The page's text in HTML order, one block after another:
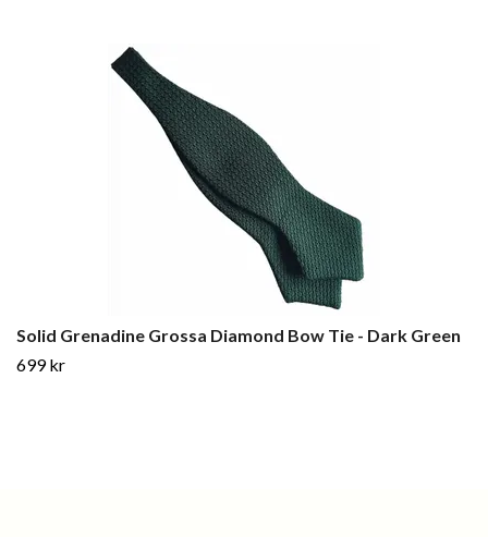
Solid Grenadine Grossa Diamond Bow Tie - Dark Green
699 kr